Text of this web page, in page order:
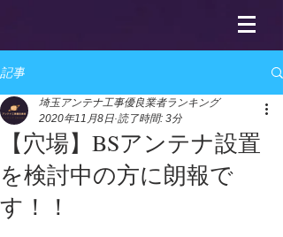
記事
【穴場】BSアンテナ設置
を検討中の方に朗報で
す！！
埼玉アンテナ工事優良業者ランキング
2020年11月8日 読了時間: 3分